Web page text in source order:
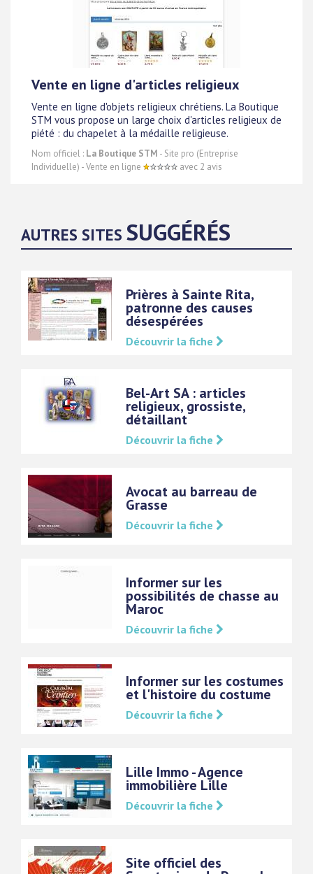
Vente en ligne d'articles religieux
Vente en ligne d'objets religieux chrétiens. La Boutique
STM vous propose un large choix d'articles religieux de
piété : du chapelet à la médaille religieuse.
Nom officiel : La Boutique STM - Site pro (Entreprise
Individuelle) - Vente en ligne
avec 2 avis
AUTRES SITES SUGGÉRÉS
Prières à Sainte Rita,
patronne des causes
désespérées
Découvrir la fiche
Bel-Art SA : articles
religieux, grossiste,
détaillant
Découvrir la fiche
Avocat au barreau de
Grasse
Découvrir la fiche
Informer sur les
possibilités de chasse au
Maroc
Découvrir la fiche
Informer sur les costumes
et l'histoire du costume
Découvrir la fiche
Lille Immo - Agence
immobilière Lille
Découvrir la fiche
Site officiel des